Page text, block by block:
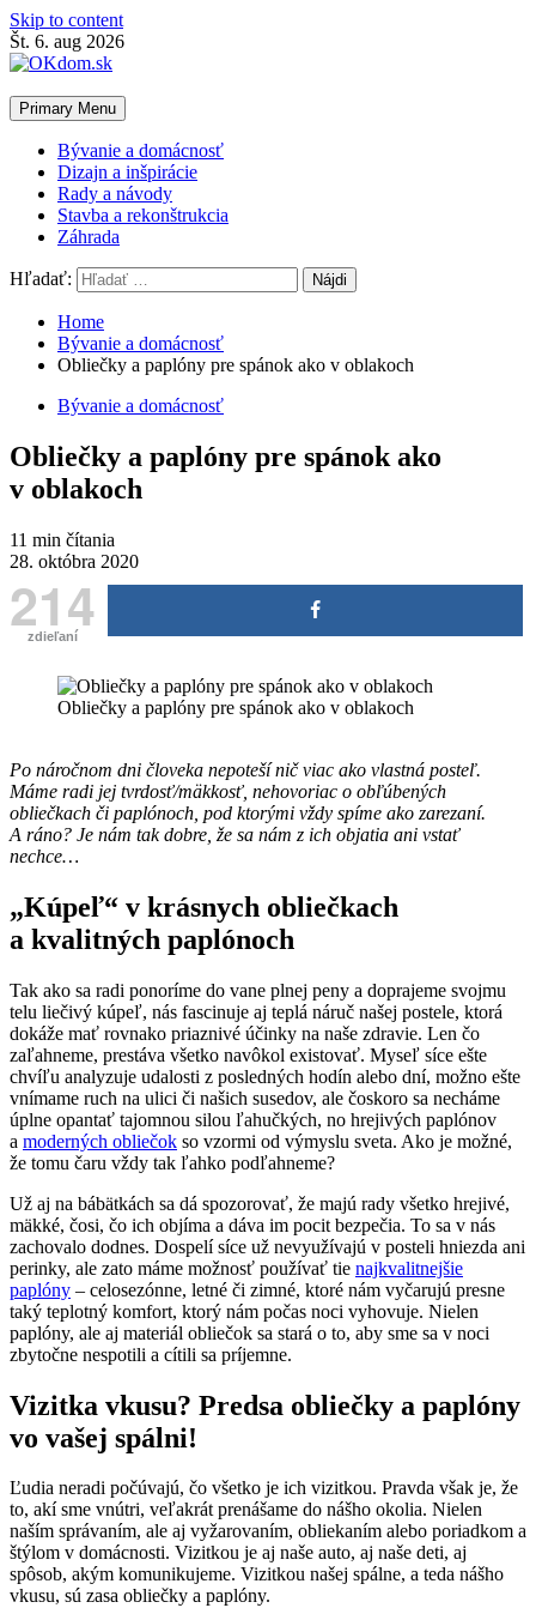
Skip to content
Št. 6. aug 2026
Primary Menu
Bývanie a domácnosť
Dizajn a inšpirácie
Rady a návody
Stavba a rekonštrukcia
Záhrada
Hľadať:
Home
Bývanie a domácnosť
Obliečky a paplóny pre spánok ako v oblakoch
Bývanie a domácnosť
Obliečky a paplóny pre spánok ako
v oblakoch
11 min čítania
28. októbra 2020
214
zdieľaní
Obliečky a paplóny pre spánok ako v oblakoch
Po náročnom dni človeka nepoteší nič viac ako vlastná posteľ.
Máme radi jej tvrdosť/mäkkosť, nehovoriac o obľúbených
obliečkach či paplónoch, pod ktorými vždy spíme ako zarezaní.
A ráno? Je nám tak dobre, že sa nám z ich objatia ani vstať
nechce…
„Kúpeľ“ v krásnych obliečkach
a kvalitných paplónoch
Tak ako sa radi ponoríme do vane plnej peny a doprajeme svojmu
telu liečivý kúpeľ, nás fascinuje aj teplá náruč našej postele, ktorá
dokáže mať rovnako priaznivé účinky na naše zdravie. Len čo
zaľahneme, prestáva všetko navôkol existovať. Myseľ síce ešte
chvíľu analyzuje udalosti z posledných hodín alebo dní, možno ešte
vnímame ruch na ulici či našich susedov, ale čoskoro sa necháme
úplne opantať tajomnou silou ľahučkých, no hrejivých paplónov
a moderných obliečok so vzormi od výmyslu sveta. Ako je možné,
že tomu čaru vždy tak ľahko podľahneme?
Už aj na bábätkách sa dá spozorovať, že majú rady všetko hrejivé,
mäkké, čosi, čo ich objíma a dáva im pocit bezpečia. To sa v nás
zachovalo dodnes. Dospelí síce už nevyužívajú v posteli hniezda ani
perinky, ale zato máme možnosť používať tie najkvalitnejšie
paplóny – celosezónne, letné či zimné, ktoré nám vyčarujú presne
taký teplotný komfort, ktorý nám počas noci vyhovuje. Nielen
paplóny, ale aj materiál obliečok sa stará o to, aby sme sa v noci
zbytočne nespotili a cítili sa príjemne.
Vizitka vkusu? Predsa obliečky a paplóny
vo vašej spálni!
Ľudia neradi počúvajú, čo všetko je ich vizitkou. Pravda však je, že
to, akí sme vnútri, veľakrát prenášame do nášho okolia. Nielen
naším správaním, ale aj vyžarovaním, obliekaním alebo poriadkom a
štýlom v domácnosti. Vizitkou je aj naše auto, aj naše deti, aj
spôsob, akým komunikujeme. Vizitkou našej spálne, a teda nášho
vkusu, sú zasa obliečky a paplóny.